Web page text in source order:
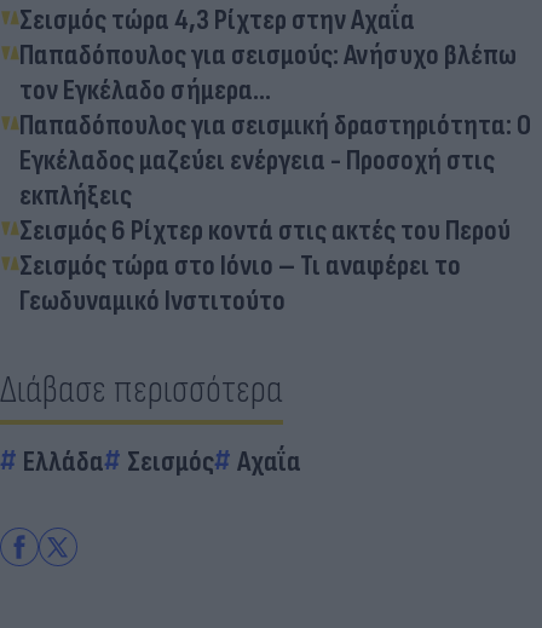
Σεισμός τώρα 4,3 Ρίχτερ στην Αχαΐα
Παπαδόπουλος για σεισμούς: Ανήσυχο βλέπω
τον Εγκέλαδο σήμερα...
Παπαδόπουλος για σεισμική δραστηριότητα: Ο
Εγκέλαδος μαζεύει ενέργεια - Προσοχή στις
εκπλήξεις
Σεισμός 6 Ρίχτερ κοντά στις ακτές του Περού
Σεισμός τώρα στο Ιόνιο – Τι αναφέρει το
Γεωδυναμικό Ινστιτούτο
Διάβασε περισσότερα
Ελλάδα Σεισμός Αχαΐα